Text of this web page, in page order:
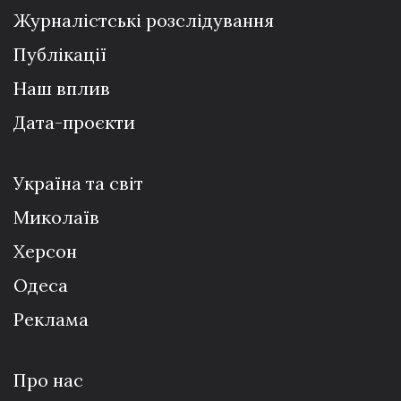
Журналістські розслідування
Публікації
Наш вплив
Дата-проєкти
Україна та світ
Миколаїв
Херсон
Одеса
Реклама
Про нас